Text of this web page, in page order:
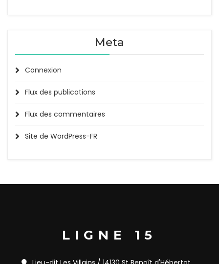
Meta
Connexion
Flux des publications
Flux des commentaires
Site de WordPress-FR
LIGNE 15